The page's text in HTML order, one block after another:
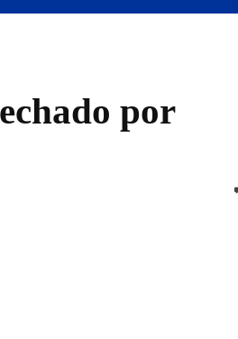
por